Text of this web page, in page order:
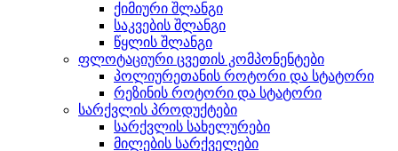
ქიმიური შლანგი
საკვების შლანგი
წყლის შლანგი
ფლოტაციური ცვეთის კომპონენტები
პოლიურეთანის როტორი და სტატორი
რეზინის როტორი და სტატორი
სარქვლის პროდუქტები
სარქვლის სახელურები
მილების სარქველები